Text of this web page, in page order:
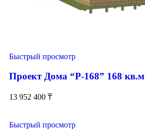
Быстрый просмотр
Проект Дома “Р-168” 168 кв.м
13 952 400 ₸
Быстрый просмотр